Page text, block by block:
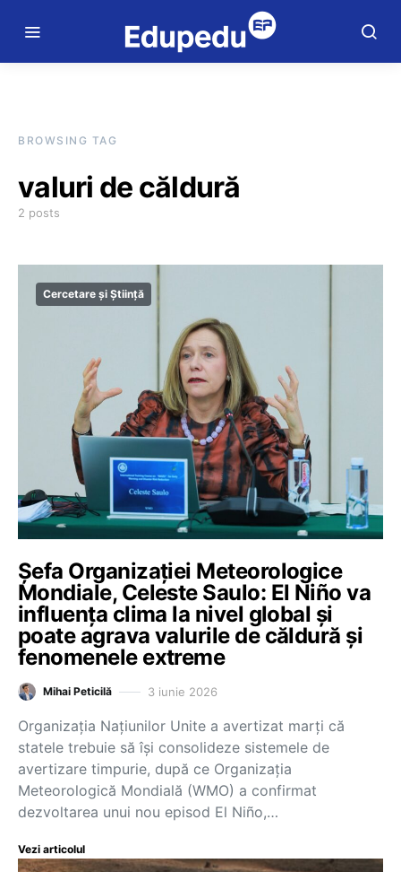
BROWSING TAG
valuri de căldură
2 posts
Cercetare și Știință
Șefa Organizației Meteorologice
Mondiale, Celeste Saulo: El Niño va
influența clima la nivel global și
poate agrava valurile de căldură și
fenomenele extreme
Mihai Peticilă 3 iunie 2026
Organizația Națiunilor Unite a avertizat marți că
statele trebuie să își consolideze sistemele de
avertizare timpurie, după ce Organizația
Meteorologică Mondială (WMO) a confirmat
dezvoltarea unui nou episod El Niño,…
Vezi articolul